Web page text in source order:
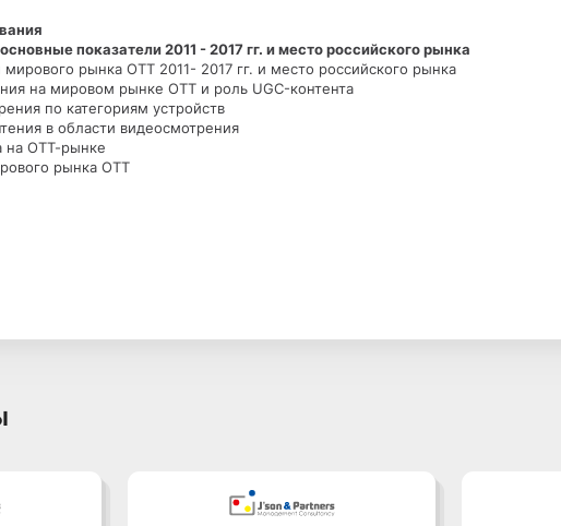
показатели 2011 - 2017 гг. и место российского рынка
мирового рынка ОТТ 2011- 2017 гг. и место российского рынка
на мировом рынке ОТТ и роль UGC-контента
по категориям устройств
в области видеосмотрения
на ОТТ-рынке
рынка ОТТ